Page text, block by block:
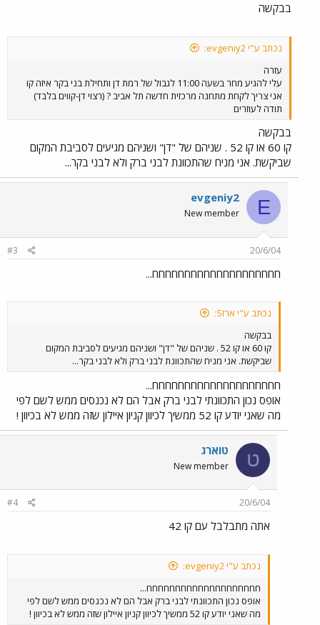
בבקשה
נכתב ע"י evgeniy2:
עזרה
עלי להגיע מחר בשעה 11:00 לגבול של רמת דן ותחילת בני בקר איזה קו
אני צריך לקחת מתחנה מרכזית חדשה תל אביב ? (רצוי דן-קווים בלבד)
תודה לעוזרים
בבקשה
קו 60 או קו 52 . שניהם של "דן" ושניהם מגיעים לסביבת המקום
שביקשת. אני מניח שהתכוונת לבני ברק ולא לבני בקר...
E
evgeniy2
New member
20/6/04
#3
חחחחחחחחחחחחחחחחחחחח...
נכתב ע"י ארזS:
בבקשה
קו 60 או קו 52 . שניהם של "דן" ושניהם מגיעים לסביבת המקום
שביקשת. אני מניח שהתכוונת לבני ברק ולא לבני בקר...
חחחחחחחחחחחחחחחחחחחח...
אופס נכון התכוונתי לבני ברק אבל הם לא נכנסים ממש לשם לפי
מה שאני יודע קו 52 ממשיך לכיוון קניון איילון שזה ממש לא בכיוון !
ט טוארג
New member
20/6/04
#4
אתה מתבלבל עם קו 42
נכתב ע"י evgeniy2:
חחחחחחחחחחחחחחחחחחחח...
אופס נכון התכוונתי לבני ברק אבל הם לא נכנסים ממש לשם לפי
מה שאני יודע קו 52 ממשיך לכיוון קניון איילון שזה ממש לא בכיוון !